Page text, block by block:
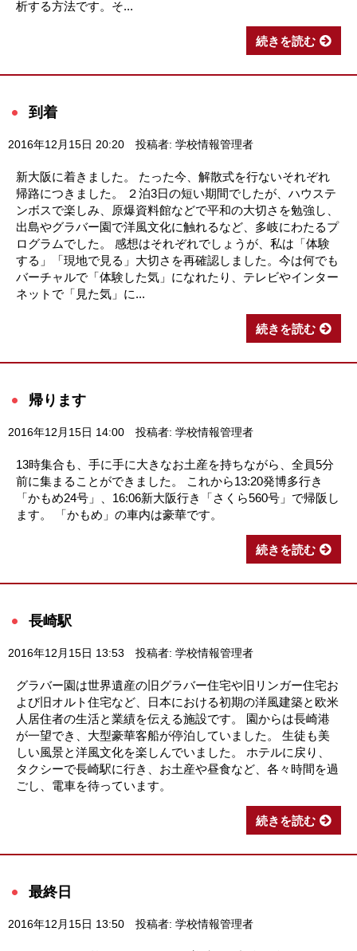
析する方法です。そ...
続きを読む
到着
2016年12月15日 20:20 投稿者: 学校情報管理者
新大阪に着きました。 たった今、解散式を行ないそれぞれ
帰路につきました。 ２泊3日の短い期間でしたが、ハウステ
ンボスで楽しみ、原爆資料館などで平和の大切さを勉強し、
出島やグラバー園で洋風文化に触れるなど、多岐にわたるプ
ログラムでした。 感想はそれぞれでしょうが、私は「体験
する」「現地で見る」大切さを再確認しました。今は何でも
バーチャルで「体験した気」になれたり、テレビやインター
ネットで「見た気」に...
続きを読む
帰ります
2016年12月15日 14:00 投稿者: 学校情報管理者
13時集合も、手に手に大きなお土産を持ちながら、全員5分
前に集まることができました。 これから13:20発博多行き
「かもめ24号」、16:06新大阪行き「さくら560号」で帰阪し
ます。 「かもめ」の車内は豪華です。
続きを読む
長崎駅
2016年12月15日 13:53 投稿者: 学校情報管理者
グラバー園は世界遺産の旧グラバー住宅や旧リンガー住宅お
よび旧オルト住宅など、日本における初期の洋風建築と欧米
人居住者の生活と業績を伝える施設です。 園からは長崎港
が一望でき、大型豪華客船が停泊していました。 生徒も美
しい風景と洋風文化を楽しんでいました。 ホテルに戻り、
タクシーで長崎駅に行き、お土産や昼食など、各々時間を過
ごし、電車を待っています。
続きを読む
最終日
2016年12月15日 13:50 投稿者: 学校情報管理者